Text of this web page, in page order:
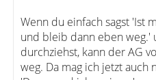
Wenn du einfach sagst 'Ist
und bleib dann eben weg.'
durchziehst, kann der AG
weg. Da mag ich jetzt auch